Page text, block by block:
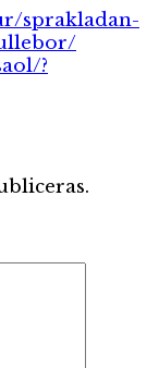
sprakladan-
?